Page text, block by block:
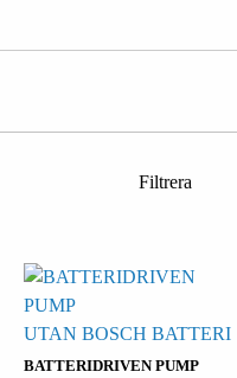
Filtrera
BATTERIDRIVEN PUMP
UTAN BOSCH BATTERI